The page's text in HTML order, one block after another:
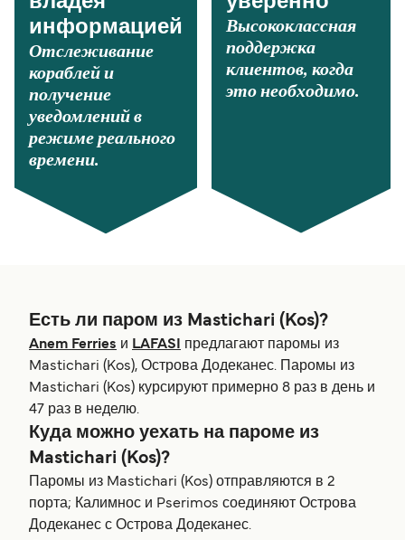
информацией
Отслеживание
кораблей и
получение
уведомлений в
режиме реального
времени.
Высококлассная
поддержка
клиентов, когда
это необходимо.
Есть ли паром из Mastichari (Kos)?
Anem Ferries и LAFASI
предлагают паромы из
Mastichari (Kos), Острова Додеканес. Паромы из
Mastichari (Kos) курсируют примерно 8 раз в день и
47 раз в неделю.
Куда можно уехать на пароме из
Mastichari (Kos)?
Паромы из Mastichari (Kos) отправляются в 2
порта; Калимнос и Pserimos соединяют Острова
Додеканес с Острова Додеканес.